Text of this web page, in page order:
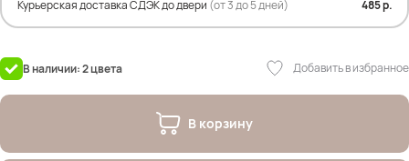
Состав: 100% хлопок
Параметры: рост 175см; ОГ 107см; ОТ 90см; ОЖ 112см; ОБ 120см* -
Курьерская доставка СДЭК до двери (от 3 до 5 дней) 485 р.
В наличии: 2 цвета Добавить в избранное
В корзину